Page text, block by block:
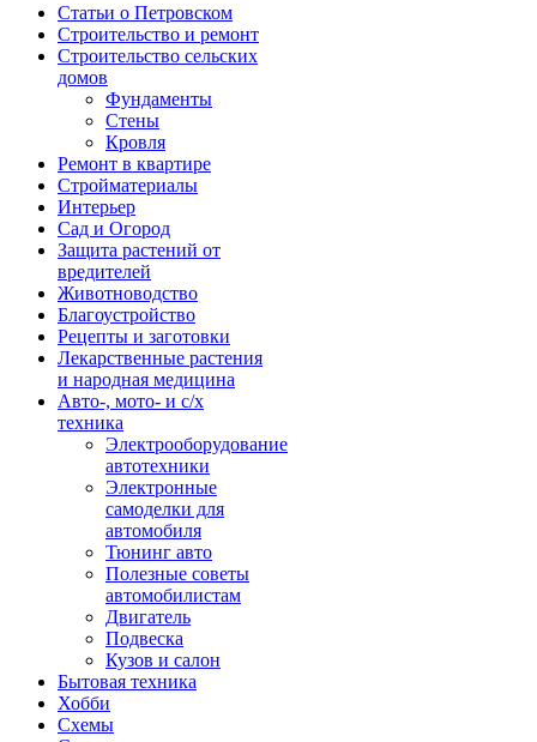
Статьи о Петровском
Строительство и ремонт
Строительство сельских
домов
Фундаменты
Стены
Кровля
Ремонт в квартире
Стройматериалы
Интерьер
Сад и Огород
Защита растений от
вредителей
Животноводство
Благоустройство
Рецепты и заготовки
Лекарственные растения
и народная медицина
Авто-, мото- и с/х
техника
Электрооборудование
автотехники
Электронные
самоделки для
автомобиля
Тюнинг авто
Полезные советы
автомобилистам
Двигатель
Подвеска
Кузов и салон
Бытовая техника
Хобби
Схемы